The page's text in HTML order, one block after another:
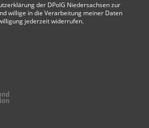
der DPolG Niedersachsenzur
willige in die Verarbeitung meiner Daten
jederzeit widerrufen.